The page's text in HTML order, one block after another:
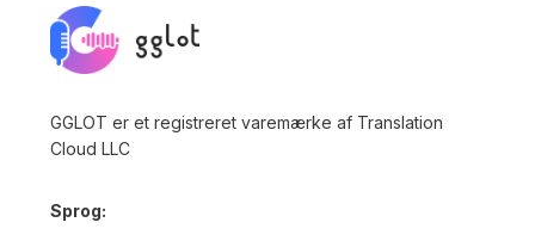
GGLOT er et registreret varemærke af Translation
Cloud LLC
Sprog: